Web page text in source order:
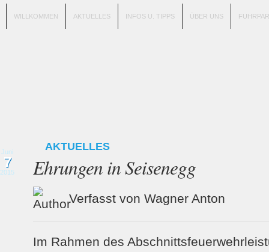
WILLKOMMEN AKTUELLES INFOS U. TIPPS ÜBER UNS
Juni
7
2015
AKTUELLES
Ehrungen in Seisenegg
Verfasst von Wagner Anton
Im Rahmen des